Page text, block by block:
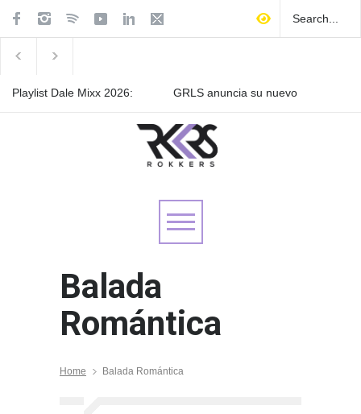
Playlist Dale Mixx 2026:
GRLS anuncia su nuevo
de agosto
Las Fokin Biches anuncian
su gira internacional "Fuga
Balada
Romántica
Home Balada Romántica